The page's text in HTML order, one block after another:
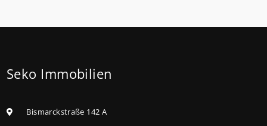
kaufen, die sie selbst bewohnen und sanieren,
höheren Kreditbetrag bei der KfW beantragen. Für
Seko Immobilien
Bismarckstraße 142 A